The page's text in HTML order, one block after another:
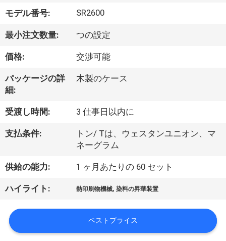
ビ
オ
情
報
社
モデル番号: SR2600
最小注文数量: つの設定
価格: 交渉可能
パッケージの詳
細:
木製のケース
受渡し時間: 3 仕事日以内に
支払条件:
トン/ Tは、ウェスタンユニオン、マ
ネーグラム
供給の能力: 1 ヶ月あたりの 60 セット
ハイライト: 熱印刷物機械,染料の昇華装置
ベストプライス